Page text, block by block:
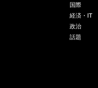
国際
経済・IT
政治
話題